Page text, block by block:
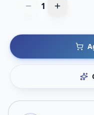
1